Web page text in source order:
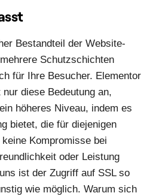
Bestandteil der Website-
Schutzschichten
für Ihre Besucher. Elementor
diese Bedeutung an,
höheres Niveau, indem es
bietet, die für diejenigen
Kompromisse bei
oder Leistung
ist der Zugriff auf SSL so
wie möglich. Warum sich